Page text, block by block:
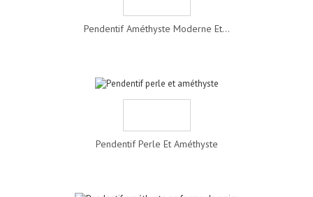
Pendentif Améthyste Moderne Et...
Pendentif Perle Et Améthyste